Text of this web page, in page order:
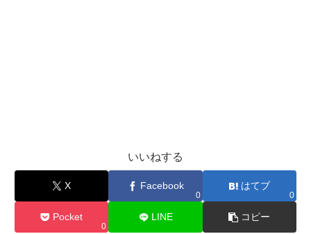
いいねする
X Facebook
0
はてブ
0
Pocket
0
LINE コピー